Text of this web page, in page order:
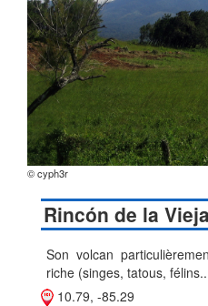
© cyph3r
Rincón de la
Son volcan
riche (singes, tatous,
10.79, -85.29